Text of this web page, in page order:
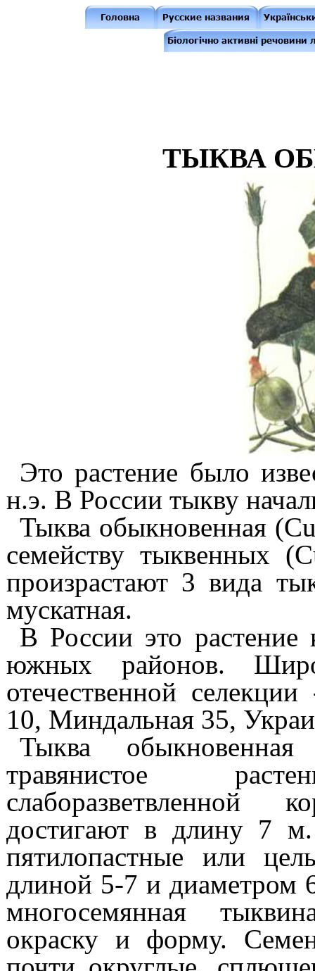
ТЫКВА
Это растение было
н.э. В России тыкву
Тыква обыкновенная
семейству тыквенных
произрастают 3 вида
мускатная.
В России это растение
южных районов.
отечественной
10, Миндальная 35,
Тыква
травянистое
слаборазветвленной
достигают в длину 7
пятилопастные или
длиной 5-7 и диаметром
многосемянная
окраску и форму.